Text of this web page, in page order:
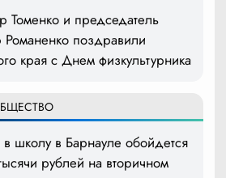
Томенко и председатель
поздравили
края с Днем физкультурника
школу в Барнауле обойдется
рублей на вторичном